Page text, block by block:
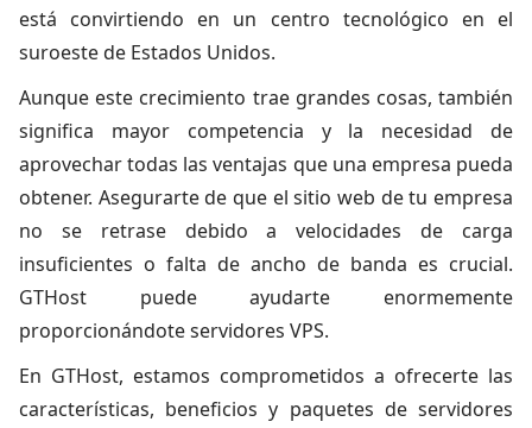
está convirtiendo en un centro tecnológico en el
suroeste de Estados Unidos.
Aunque este crecimiento trae grandes cosas, también
significa mayor competencia y la necesidad de
aprovechar todas las ventajas que una empresa pueda
obtener. Asegurarte de que el sitio web de tu empresa
no se retrase debido a velocidades de carga
insuficientes o falta de ancho de banda es crucial.
GTHost puede ayudarte enormemente
proporcionándote servidores VPS.
En GTHost, estamos comprometidos a ofrecerte las
características, beneficios y paquetes de servidores